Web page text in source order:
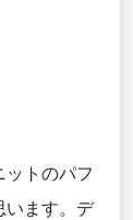
ットのパフ
います。デ